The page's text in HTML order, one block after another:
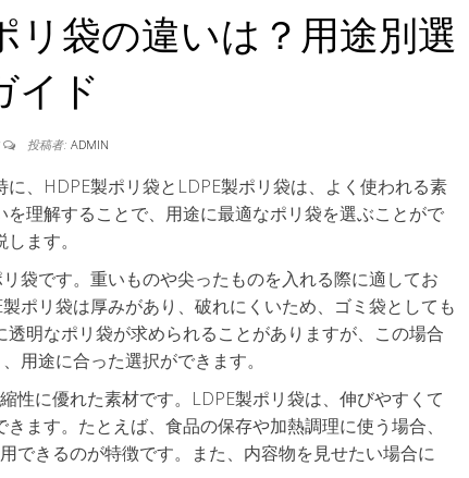
リ袋の違いは？用途別選
イド
投稿者: ADMIN
、HDPE製ポリ袋とLDPE製ポリ袋は、よく使われる素
理解することで、用途に最適なポリ袋を選ぶことがで
ます。
袋です。重いものや尖ったものを入れる際に適してお
ポリ袋は厚みがあり、破れにくいため、ゴミ袋としても
明なポリ袋が求められることがありますが、この場合
用途に合った選択ができます。
性に優れた素材です。LDPE製ポリ袋は、伸びやすくて
ます。たとえば、食品の保存や加熱調理に使う場合、
できるのが特徴です。また、内容物を見せたい場合に